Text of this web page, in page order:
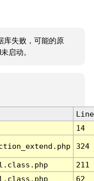
库失败，可能的原
启动。
Line
14
324
211
62